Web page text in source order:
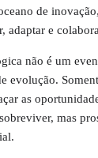
de
adaptar e
não é um
evolução.
as
mas